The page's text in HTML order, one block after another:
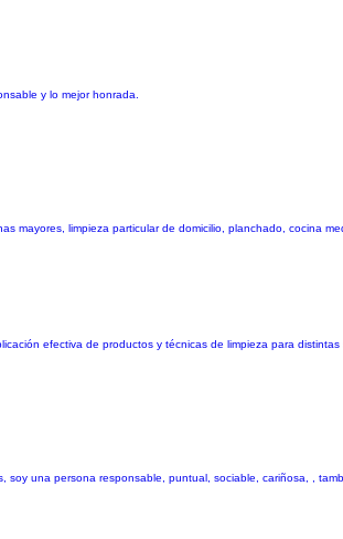
y lo mejor honrada.
mayores, limpieza particular de domicilio, planchado, cocina
efectiva de productos y técnicas de limpieza para distintas
soy una persona responsable, puntual, sociable, cariñosa, ,